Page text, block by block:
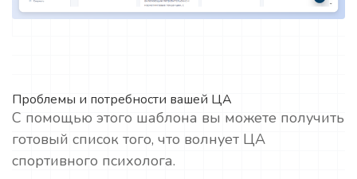
Проблемы и потребности вашей ЦА
С помощью этого шаблона вы можете получить
готовый список того, что волнует ЦА
спортивного психолога.